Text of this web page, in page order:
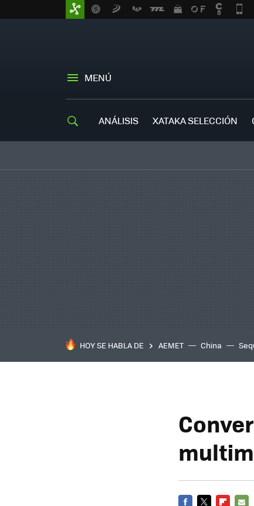
MENÚ
ANÁLISIS XATAKA SELECCIÓN
HOY SE HABLA DE AEMET China